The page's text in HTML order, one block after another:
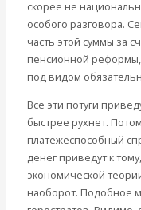
скорее не
особого разговора.
часть этой суммы за
пенсионной
под видом
Все эти потуги
быстрее рухнет.
платежеспособный
денег приведут к
экономической
наоборот. Подобное